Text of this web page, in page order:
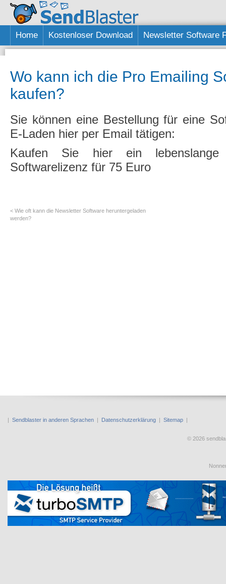
Home Kostenloser Download Newsletter Software
Wo kann ich die Pro Emailing
kaufen?
Sie können eine Bestellung für eine
E-Laden hier per Email tätigen:
Kaufen Sie hier ein lebenslange
Softwarelizenz für 75 Euro
< Wie oft kann die Newsletter Software heruntergeladen
werden?
| Sendblaster in anderen Sprachen | Datenschutzerklärung | Sitemap |
© 2026